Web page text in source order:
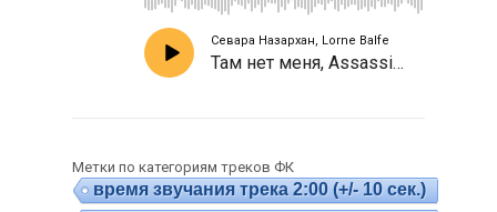
Севара Назархан, Lorne Balfe
Там нет меня, Assassin's Creed III Main Theme Variation
Метки по категориям треков ФК
время звучания трека 2:00 (+/- 10 сек.)